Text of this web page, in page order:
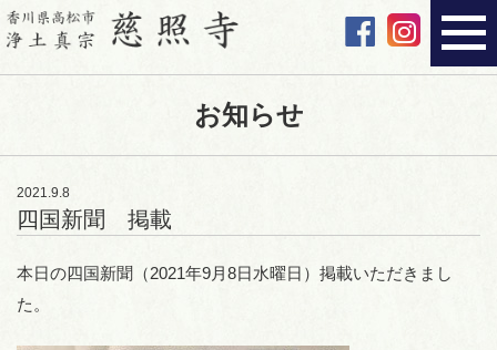
お知らせ
2021.9.8
四国新聞 掲載
本日の四国新聞（2021年9月8日水曜日）掲載いただきまし
た。